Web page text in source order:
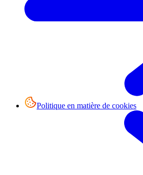
Politique en matière de cookies